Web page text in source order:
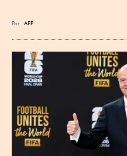
Por AFP